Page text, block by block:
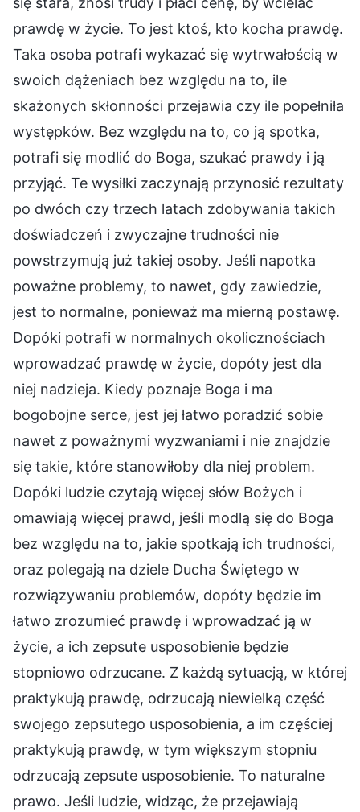
prawdę w życie. To jest ktoś, kto kocha prawdę.
Taka osoba potrafi wykazać się wytrwałością w
swoich dążeniach bez względu na to, ile
skażonych skłonności przejawia czy ile popełniła
występków. Bez względu na to, co ją spotka,
potrafi się modlić do Boga, szukać prawdy i ją
przyjąć. Te wysiłki zaczynają przynosić rezultaty
po dwóch czy trzech latach zdobywania takich
doświadczeń i zwyczajne trudności nie
powstrzymują już takiej osoby. Jeśli napotka
poważne problemy, to nawet, gdy zawiedzie,
jest to normalne, ponieważ ma mierną postawę.
Dopóki potrafi w normalnych okolicznościach
wprowadzać prawdę w życie, dopóty jest dla
niej nadzieja. Kiedy poznaje Boga i ma
bogobojne serce, jest jej łatwo poradzić sobie
nawet z poważnymi wyzwaniami i nie znajdzie
się takie, które stanowiłoby dla niej problem.
Dopóki ludzie czytają więcej słów Bożych i
omawiają więcej prawd, jeśli modlą się do Boga
bez względu na to, jakie spotkają ich trudności,
oraz polegają na dziele Ducha Świętego w
rozwiązywaniu problemów, dopóty będzie im
łatwo zrozumieć prawdę i wprowadzać ją w
życie, a ich zepsute usposobienie będzie
stopniowo odrzucane. Z każdą sytuacją, w której
praktykują prawdę, odrzucają niewielką część
swojego zepsutego usposobienia, a im częściej
praktykują prawdę, w tym większym stopniu
odrzucają zepsute usposobienie. To naturalne
prawo. Jeśli ludzie, widząc, że przejawiają